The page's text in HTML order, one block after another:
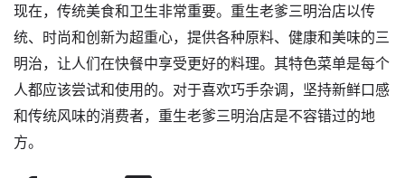
现在，传统美食和卫生非常重要。重生老爹三明治店以传
统、时尚和创新为超重心，提供各种原料、健康和美味的三
明治，让人们在快餐中享受更好的料理。其特色菜单是每个
人都应该尝试和使用的。对于喜欢巧手杂调，坚持新鲜口感
和传统风味的消费者，重生老爹三明治店是不容错过的地
方。